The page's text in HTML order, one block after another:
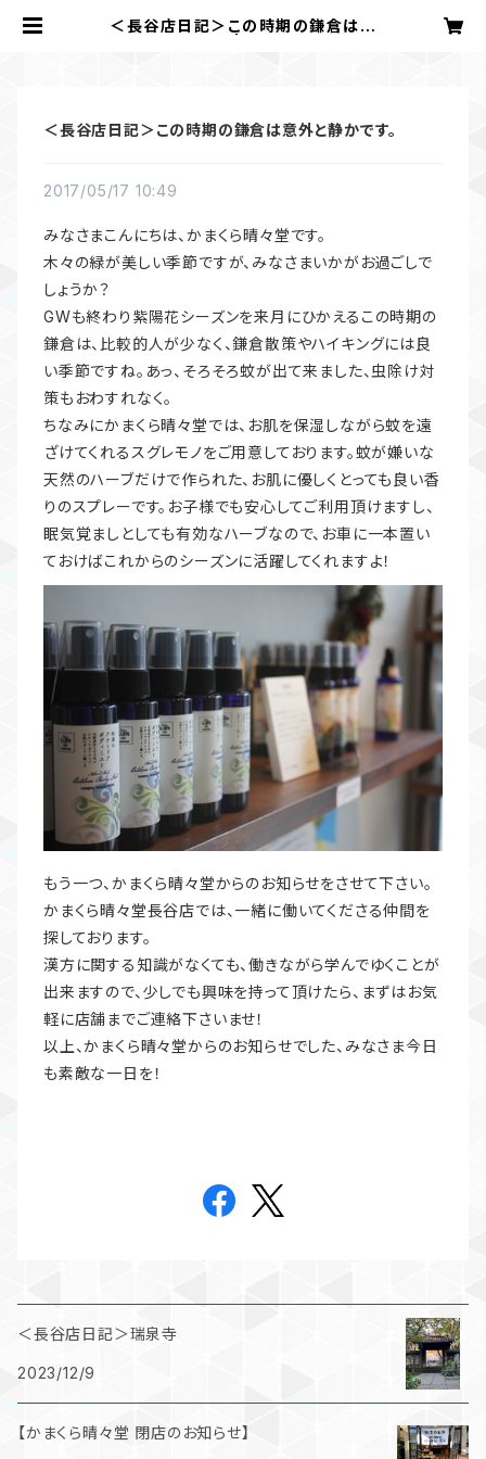
＜長谷店日記＞この時期の鎌倉は意
＜長谷店日記＞この時期の鎌倉は意外と静かです。
2017/05/17 10:49
みなさまこんにちは、かまくら晴々堂です。
木々の緑が美しい季節ですが、みなさまいかがお過ごしで
しょうか？
GWも終わり紫陽花シーズンを来月にひかえるこの時期の
鎌倉は、比較的人が少なく、鎌倉散策やハイキングには良
い季節ですね。あっ、そろそろ蚊が出て来ました、虫除け対
策もおわすれなく。
ちなみにかまくら晴々堂では、お肌を保湿しながら蚊を遠
ざけてくれるスグレモノをご用意しております。蚊が嫌いな
天然のハーブだけで作られた、お肌に優しくとっても良い香
りのスプレーです。お子様でも安心してご利用頂けますし、
眠気覚ましとしても有効なハーブなので、お車に一本置い
ておけばこれからのシーズンに活躍してくれますよ！
もう一つ、かまくら晴々堂からのお知らせをさせて下さい。
かまくら晴々堂長谷店では、一緒に働いてくださる仲間を
探しております。
漢方に関する知識がなくても、働きながら学んでゆくことが
出来ますので、少しでも興味を持って頂けたら、まずはお気
軽に店舗までご連絡下さいませ！
以上、かまくら晴々堂からのお知らせでした、みなさま今日
も素敵な一日を！
＜長谷店日記＞瑞泉寺
2023/12/9
【かまくら晴々堂 閉店のお知らせ】